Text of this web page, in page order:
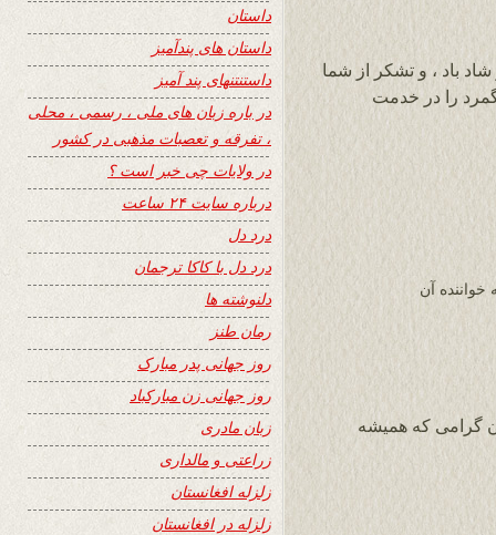
باد ، و تشکر از شما
را در خدمت
آن
گرامی که همیشه
داستان
داستان های پندآمیز
داستنتنهای پند آمیز
در باره زبان های ملی ، رسمی ، محلی
، تفرقه و تعصبات مذهبی در کشور
در ولایات چی خبر است ؟
درباره سایت ۲۴ ساعت
درد دل
درد دل با کاکا ترجمان
دلنوشته ها
رمان طنز
روز جهانی پدر مبارک
روز جهانی زن مبارکباد
زبان مادری
زراعتی و مالداری
زلزله افغانستان
زلزله در افغانستان